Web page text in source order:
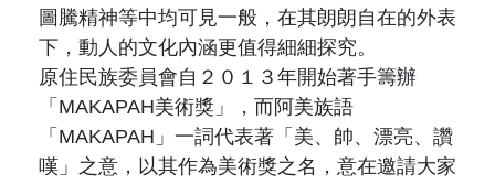
圖騰精神等中均可見一般，在其朗朗自在的外表
下，動人的文化內涵更值得細細探究。
原住民族委員會自２０１３年開始著手籌辦
「MAKAPAH美術獎」，而阿美族語
「MAKAPAH」一詞代表著「美、帥、漂亮、讚
嘆」之意，以其作為美術獎之名，意在邀請大家